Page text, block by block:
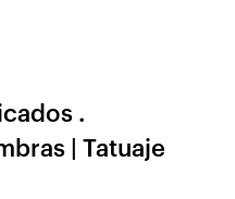
.
| Tatuaje